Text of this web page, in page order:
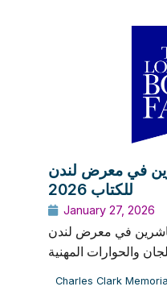
في معرض لندن
للكتاب 2026
January 27, 2026
في معرض لندن
Charles Clark